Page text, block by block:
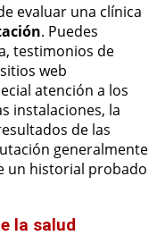
evaluar una clínica
. Puedes
testimonios de
web
atención a los
instalaciones, la
de las
generalmente
un historial probado
la salud